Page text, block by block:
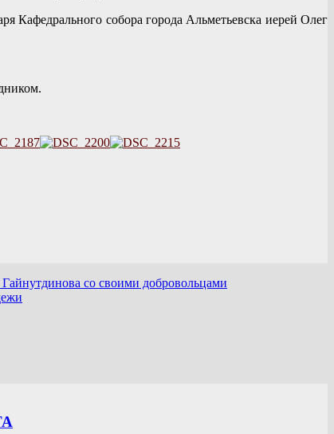
Кафедрального собора города Альметьевска иерей Олег
со своими добровольцами